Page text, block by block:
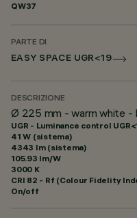
QW37
PARTE DI
EASY SPACE UGR<19
DESCRIZIONE
Ø 225 mm - warm white -
UGR - Luminance control
41 W (sistema)
4343 lm (sistema)
105.93 lm/W
3000 K
CRI 82 - Rf (Colour Fidelity
On/off